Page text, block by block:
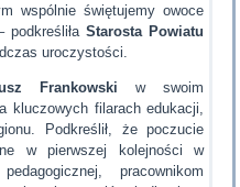
wspólnie świętujemy owoce
podkreśliłaStarosta Powiatu
uroczystości.
Frankowski w swoim
kluczowych filarach edukacji,
Podkreślił, że poczucie
w pierwszej kolejności w
pracownikom